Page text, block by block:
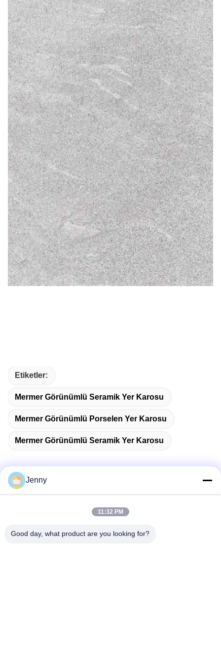
Etiketler:
Mermer Görünümlü Seramik Yer Karosu
Mermer Görünümlü Porselen Yer Karosu
Mermer Görünümlü Seramik Yer Karosu
2 Kat 11, Kuzey Bölge 4 Blok, Hua Yi Uluslararası Expo
Jenny
11:32 PM
Good day, what product are you looking for?